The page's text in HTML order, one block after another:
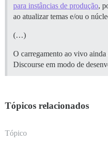
para instâncias de produção,
ao atualizar temas e/ou o
(…)
O carregamento ao vivo
Discourse em modo de
Tópicos relacionados
Tópico